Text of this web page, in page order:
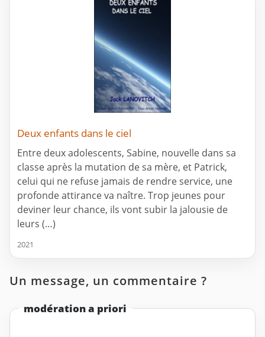
Deux enfants dans le ciel
Entre deux adolescents, Sabine, nouvelle dans sa
classe après la mutation de sa mère, et Patrick,
celui qui ne refuse jamais de rendre service, une
profonde attirance va naître. Trop jeunes pour
deviner leur chance, ils vont subir la jalousie de
leurs (…)
2021
Un message, un commentaire ?
modération a priori